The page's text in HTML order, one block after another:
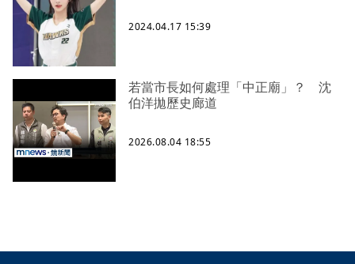
2024.04.17 15:39
若當市長如何處理「中正廟」？ 沈
伯洋拋歷史廊道
2026.08.04 18:55